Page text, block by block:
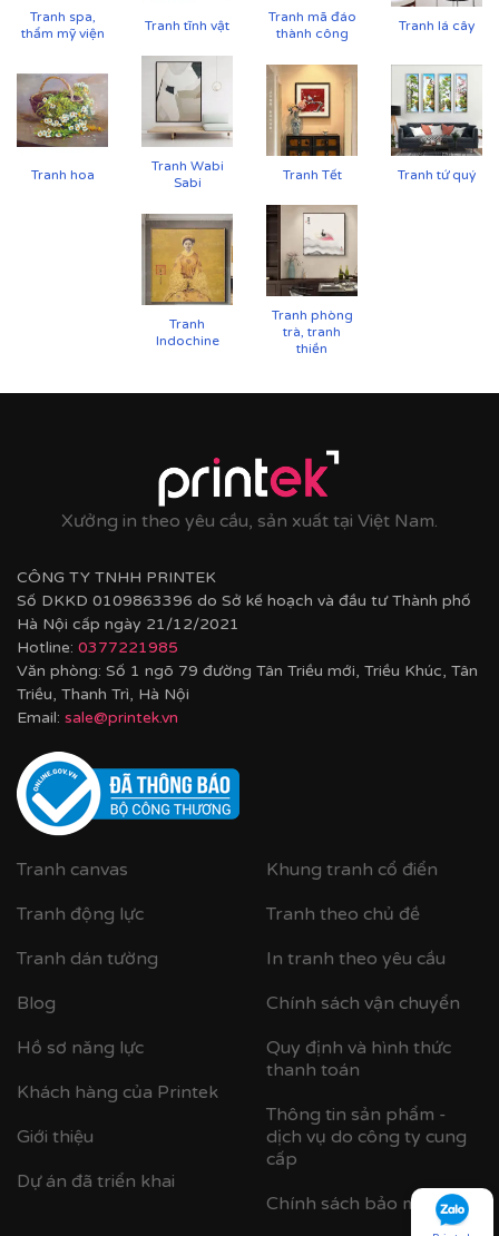
Cận cảnh tranh in trên chất liệu canvas công nghệ in
✨Chất liệu khung bền bỉ
Tranh được căng lên khung thông đã qua xử lý
chống cong vênh, ẩm mốc.
Hoàn thiện bằng khung bo viền chất liệu nhựa
composite cao cấp nâng tầm giá trị tranh.
Cận cảnh khung nhựa composite bản khung nhỏ
Tranh spa,
thẩm mỹ viện
Tranh tĩnh vật
Tranh mã đáo
thành công
Tranh lá cây
Tranh hoa
Tranh Wabi
Sabi
Tranh Tết Tranh tứ quý
Tranh
Indochine
Tranh phòng
trà, tranh
thiền
Xưởng in theo yêu cầu, sản xuất tại Việt Nam.
CÔNG TY TNHH PRINTEK
Số DKKD 0109863396 do Sở kế hoạch và đầu tư Thành phố
Hà Nội cấp ngày 21/12/2021
Hotline: 0377221985
Văn phòng: Số 1 ngõ 79 đường Tân Triều mới, Triều Khúc, Tân
Triều, Thanh Trì, Hà Nội
Email: sale@printek.vn
Tranh canvas
Tranh động lực
Tranh dán tường
Blog
Hồ sơ năng lực
Khách hàng của Printek
Giới thiệu
Dự án đã triển khai
Khung tranh cổ điển
Tranh theo chủ đề
In tranh theo yêu cầu
Chính sách vận chuyển
Quy định và hình thức
thanh toán
Thông tin sản phẩm -
dịch vụ do công ty cung
cấp
Chính sách bảo mật